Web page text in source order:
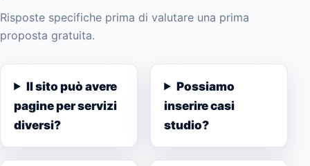
Risposte specifiche prima di valutare una prima
proposta gratuita.
Il sito può avere
pagine per servizi
diversi?
Possiamo
inserire casi
studio?